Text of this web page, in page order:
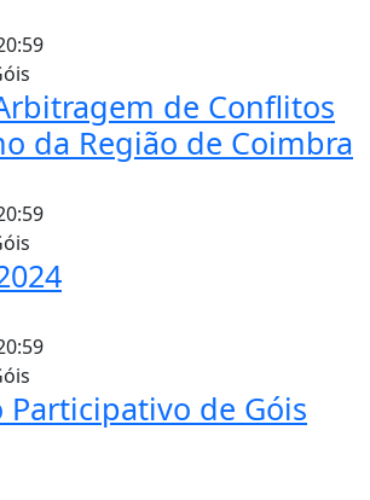
de Conflitos
da Região de Coimbra
Participativo de Góis